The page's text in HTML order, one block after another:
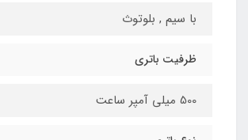
با سیم , بلوتوث
ظرفیت باتری
500 میلی آمپر ساعت